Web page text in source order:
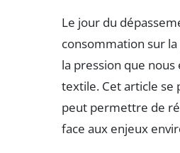
Le jour du
consommation sur
la pression que
textile. Cet article se
peut permettre de
face aux enjeux